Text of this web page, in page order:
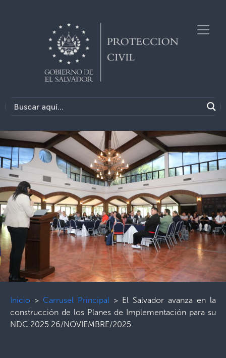
Inicio > Carrusel Principal > El Salvador avanza en la
construcción de los Planes de Implementación para su
NDC 2025 26/NOVIEMBRE/2025